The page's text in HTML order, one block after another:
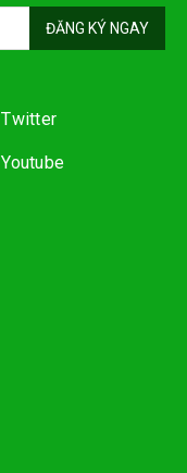
ĐĂNG KÝ NGAY
Twitter
Youtube